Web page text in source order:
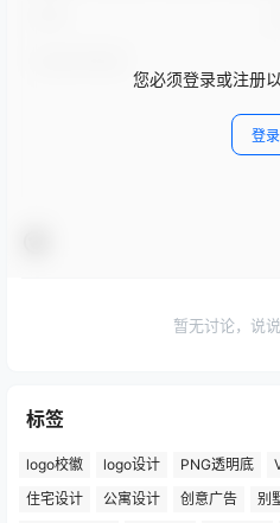
您必须登录或注册
登录
暂无讨论，说
标签
logo校徽 logo设计 PNG透明底
住宅设计
公寓设计 创意广告 别